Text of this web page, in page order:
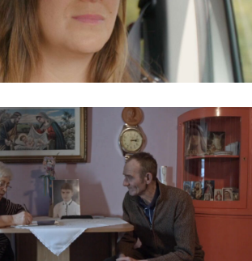
ALKONYATBAN